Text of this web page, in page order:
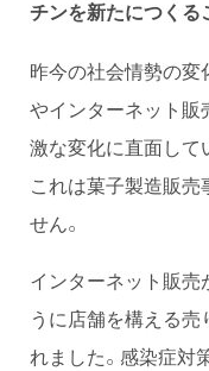
チンを新たにつくる
昨今の社会情勢の変
やインターネット販
激な変化に直面して
これは菓子製造販売
せん。
インターネット販売
うに店舗を構える売
れました。感染症対